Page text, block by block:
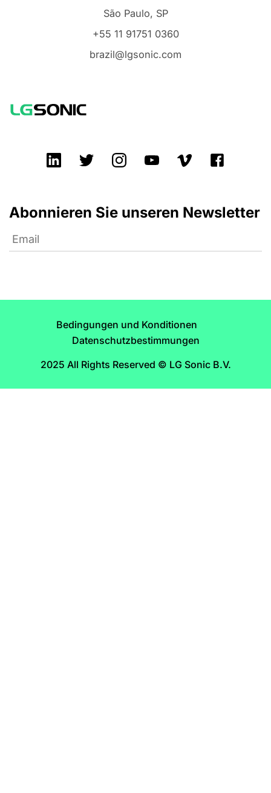
São Paulo, SP
+55 11 91751 0360
brazil@lgsonic.com
Abonnieren Sie unseren Newsletter
2025 All Rights Reserved © LG Sonic B.V.
Bedingungen und Konditionen
Datenschutzbestimmungen